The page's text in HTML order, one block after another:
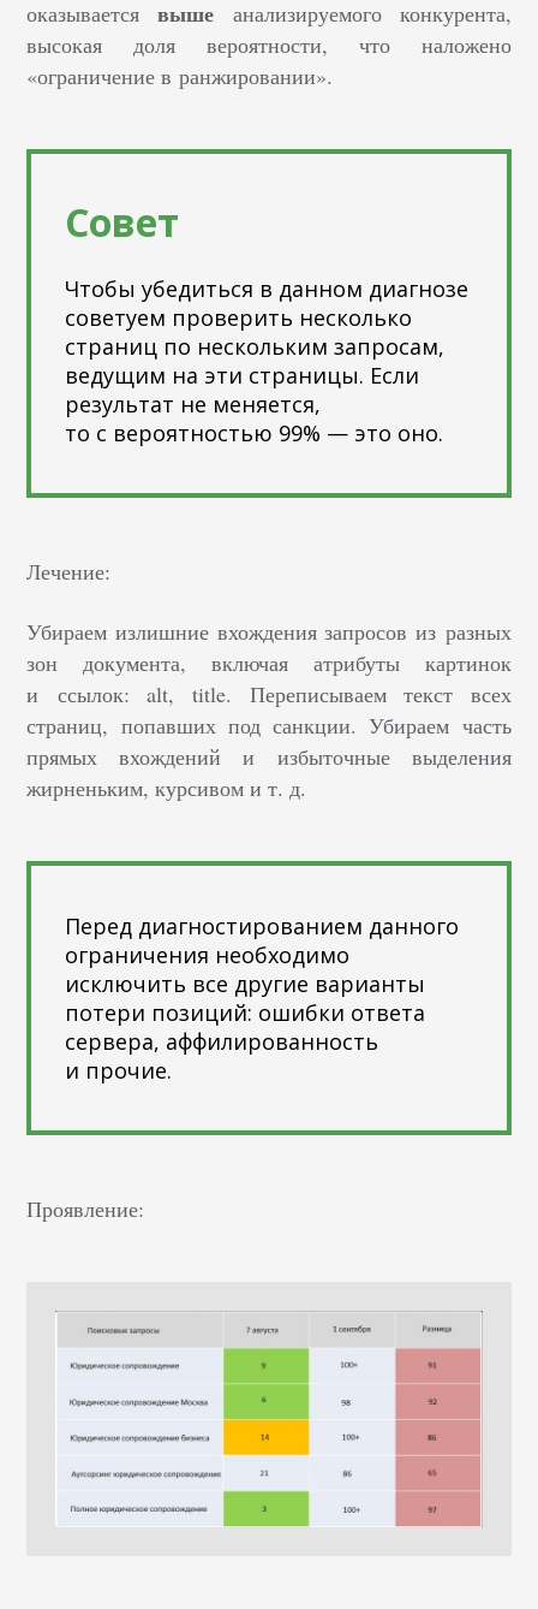
оказываетсявыше анализируемого конкурента,
высокая доля вероятности, что наложено
«ограничение в ранжировании».
Совет
Чтобы убедиться в данном диагнозе
советуем проверить несколько
страниц по нескольким запросам,
ведущим на эти страницы. Если
результат не меняется,
то с вероятностью 99% — это оно.
Лечение:
Убираем излишние вхождения запросов из разных
зон документа, включая атрибуты картинок
и ссылок: alt, title. Переписываем текст всех
страниц, попавших под санкции. Убираем часть
прямых вхождений и избыточные выделения
жирненьким, курсивом и т. д.
Перед диагностированием данного
ограничения необходимо
исключить все другие варианты
потери позиций: ошибки ответа
сервера, аффилированность
и прочие.
Проявление: